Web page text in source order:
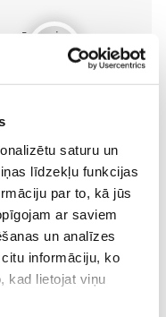
saturu un
līdzekļu funkcijas
par to, kā jūs
ar saviem
un analīzes
informāciju, ko
kad lietojat viņu
-
09:55